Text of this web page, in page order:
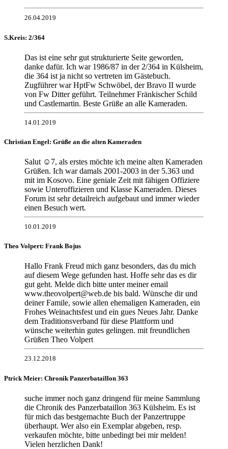
26.04.2019
S.Kreis: 2/364
Das ist eine sehr gut strukturierte Seite geworden,
danke dafür. Ich war 1986/87 in der 2/364 in Külsheim,
die 364 ist ja nicht so vertreten im Gästebuch.
Zugführer war HptFw Schwöbel, der Bravo II wurde
von Fw Ditter geführt. Teilnehmer Fränkischer Schild
und Castlemartin. Beste Grüße an alle Kameraden.
14.01.2019
Christian Engel: Grüße an die alten Kameraden
Salut ☺7, als erstes möchte ich meine alten Kameraden
Grüßen. Ich war damals 2001-2003 in der 5.363 und
mit im Kosovo. Eine geniale Zeit mit fähigen Offiziere
sowie Unteroffizieren und Klasse Kameraden. Dieses
Forum ist sehr detailreich aufgebaut und immer wieder
einen Besuch wert.
10.01.2019
Theo Volpert: Frank Bojus
Hallo Frank Freud mich ganz besonders, das du mich
auf diesem Wege gefunden hast. Hoffe sehr das es dir
gut geht. Melde dich bitte unter meiner email
www.theovolpert@web.de bis bald. Wünsche dir und
deiner Famile, sowie allen ehemaligen Kameraden, ein
Frohes Weinachtsfest und ein gues Neues Jahr. Danke
dem Traditionsverband für diese Plattform und
wünsche weiterhin gutes gelingen. mit freundlichen
Grüßen Theo Volpert
23.12.2018
Ptrick Meier: Chronik Panzerbataillon 363
suche immer noch ganz dringend für meine Sammlung
die Chronik des Panzerbataillon 363 Külsheim. Es ist
für mich das bestgemachte Buch der Panzertruppe
überhaupt. Wer also ein Exemplar abgeben, resp.
verkaufen möchte, bitte unbedingt bei mir melden!
Vielen herzlichen Dank!